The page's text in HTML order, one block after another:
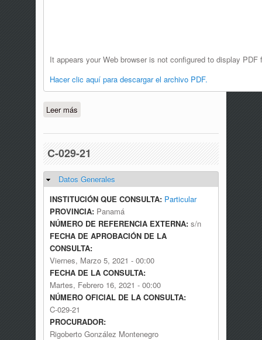
It appears your Web browser is not configured to display
Hacer clic aquí para descargar el archivo PDF.
Leer más
C-029-21
Ocultar
Datos Generales
INSTITUCIÓN QUE CONSULTA: Particular
PROVINCIA: Panamá
NÚMERO DE REFERENCIA EXTERNA: s/n
FECHA DE APROBACIÓN DE LA
CONSULTA:
Viernes, Marzo 5, 2021 - 00:00
FECHA DE LA CONSULTA:
Martes, Febrero 16, 2021 - 00:00
NÚMERO OFICIAL DE LA CONSULTA:
C-029-21
PROCURADOR:
Rigoberto González Montenegro